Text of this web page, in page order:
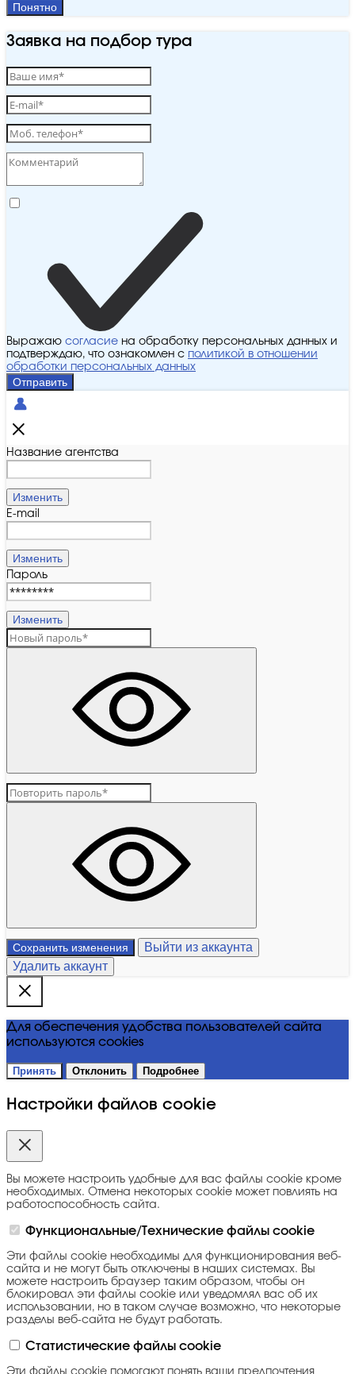
Понятно
Заявка на подбор тура
Выражаю согласие на обработку персональных данных и
подтверждаю, что ознакомлен с политикой в отношении
обработки персональных данных
Отправить
Название агентства
Изменить
E-mail
Изменить
Пароль
Изменить
Сохранить изменения
Выйти из аккаунта
Удалить аккаунт
Для обеспечения удобства пользователей сайта
используются cookies
Принять Отклонить Подробнее
Настройки файлов cookie
Вы можете настроить удобные для вас файлы cookie кроме
необходимых. Отмена некоторых cookie может повлиять на
работоспособность сайта.
Функциональные/Технические файлы cookie
Эти файлы cookie необходимы для функционирования веб-
сайта и не могут быть отключены в наших системах. Вы
можете настроить браузер таким образом, чтобы он
блокировал эти файлы cookie или уведомлял вас об их
использовании, но в таком случае возможно, что некоторые
разделы веб-сайта не будут работать.
Статистические файлы cookie